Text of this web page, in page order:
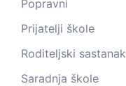
Popravni
Prijatelji škole
Roditeljski sastanak
Saradnja škole